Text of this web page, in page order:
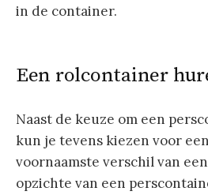
in de container.
Een rolcontainer
Naast de keuze om een
kun je tevens kiezen voor
voornaamste verschil van
opzichte van een